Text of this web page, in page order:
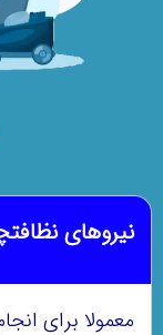
نیروهای
معمولا برای